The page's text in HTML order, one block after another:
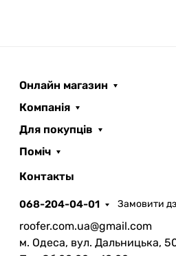
Онлайн магазин
Компанія
Для покупців
Поміч
Контакты
068-204-04-01 Замовити
roofer.com.ua@gmail.com
м. Одеса, вул. Дальницька,